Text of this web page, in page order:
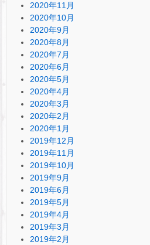
2020年11月
2020年10月
2020年9月
2020年8月
2020年7月
2020年6月
2020年5月
2020年4月
2020年3月
2020年2月
2020年1月
2019年12月
2019年11月
2019年10月
2019年9月
2019年6月
2019年5月
2019年4月
2019年3月
2019年2月